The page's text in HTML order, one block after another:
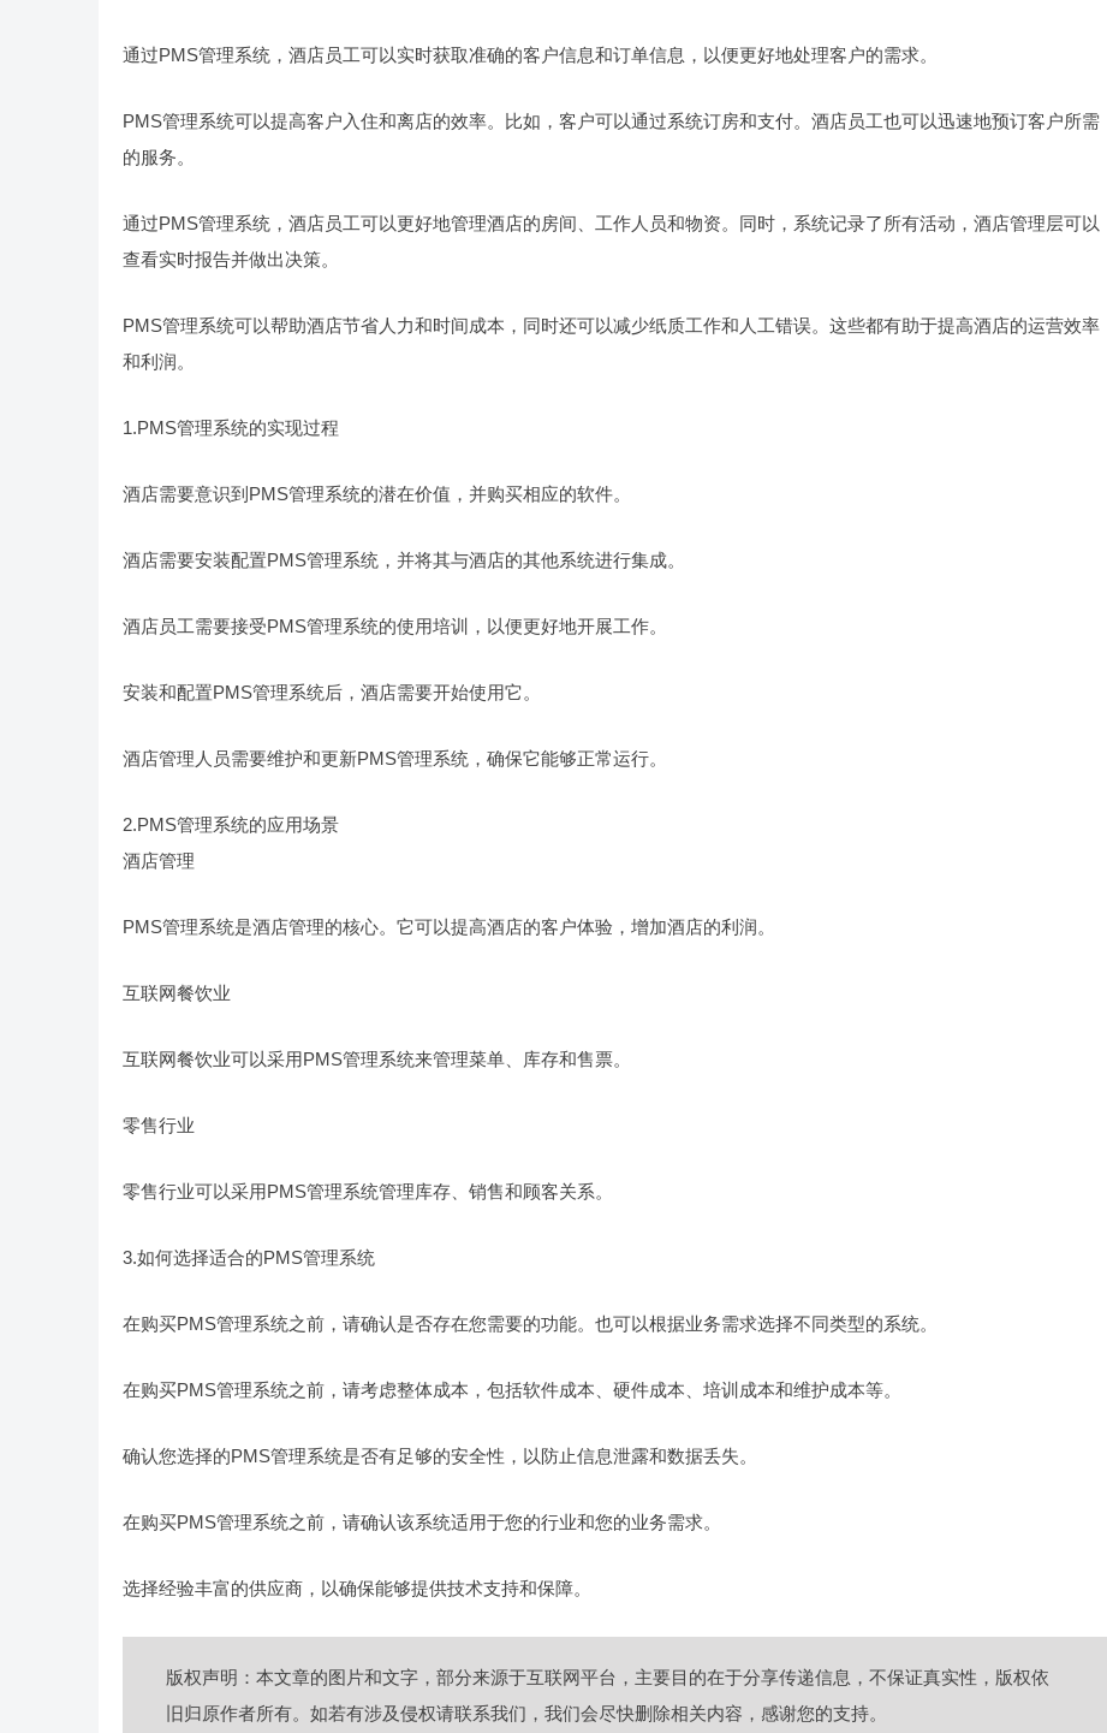
通过PMS管理系统，酒店员工可以实时获取准确的客户信息和订单信息，以便更好地处理客户的需求。
PMS管理系统可以提高客户入住和离店的效率。比如，客户可以通过系统订房和支付。酒店员工也可以迅速地预订客户所需
的服务。
通过PMS管理系统，酒店员工可以更好地管理酒店的房间、工作人员和物资。同时，系统记录了所有活动，酒店管理层可以
查看实时报告并做出决策。
PMS管理系统可以帮助酒店节省人力和时间成本，同时还可以减少纸质工作和人工错误。这些都有助于提高酒店的运营效率
和利润。
1.PMS管理系统的实现过程
酒店需要意识到PMS管理系统的潜在价值，并购买相应的软件。
酒店需要安装配置PMS管理系统，并将其与酒店的其他系统进行集成。
酒店员工需要接受PMS管理系统的使用培训，以便更好地开展工作。
安装和配置PMS管理系统后，酒店需要开始使用它。
酒店管理人员需要维护和更新PMS管理系统，确保它能够正常运行。
2.PMS管理系统的应用场景
酒店管理
PMS管理系统是酒店管理的核心。它可以提高酒店的客户体验，增加酒店的利润。
互联网餐饮业
互联网餐饮业可以采用PMS管理系统来管理菜单、库存和售票。
零售行业
零售行业可以采用PMS管理系统管理库存、销售和顾客关系。
3.如何选择适合的PMS管理系统
在购买PMS管理系统之前，请确认是否存在您需要的功能。也可以根据业务需求选择不同类型的系统。
在购买PMS管理系统之前，请考虑整体成本，包括软件成本、硬件成本、培训成本和维护成本等。
确认您选择的PMS管理系统是否有足够的安全性，以防止信息泄露和数据丢失。
在购买PMS管理系统之前，请确认该系统适用于您的行业和您的业务需求。
选择经验丰富的供应商，以确保能够提供技术支持和保障。
版权声明：本文章的图片和文字，部分来源于互联网平台，主要目的在于分享传递信息，不保证真实性，版权依
旧归原作者所有。如若有涉及侵权请联系我们，我们会尽快删除相关内容，感谢您的支持。